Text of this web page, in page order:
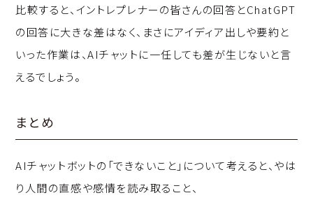
比較すると、イントレプレナーの皆さんの回答とChatGPT
の回答に大きな差はなく、まさにアイディア出しや要約と
いった作業は、AIチャットに一任しても差が生じないと言
えるでしょう。
まとめ
AIチャットボットの「できないこと」について考えると、やは
り人間の直感や感情を読み取ること、